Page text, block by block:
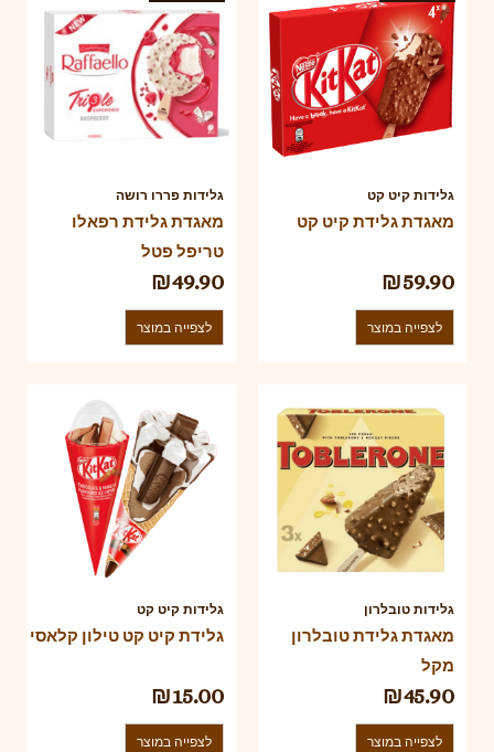
גלידות פררו רושה
מאגדת גלידת רפאלו
טריפל פטל
₪49.90
לצפייה במוצר
גלידות קיט קט
מאגדת גלידת קיט קט
₪59.90
לצפייה במוצר
גלידות קיט קט
גלידת קיט קט טילון קלאסי
₪15.00
לצפייה במוצר
גלידות טובלרון
מאגדת גלידת טובלרון
מקל
₪45.90
לצפייה במוצר